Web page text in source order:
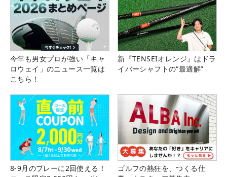
今年も男女プロが強い「キャ
ロウェイ」のニュース一覧は
こちら！
新『TENSEIオレンジ』はドラ
イバーシャフトの“最適解”
8-9月のプレーに2回使える！
ゴルフの熱狂を、つくる仕